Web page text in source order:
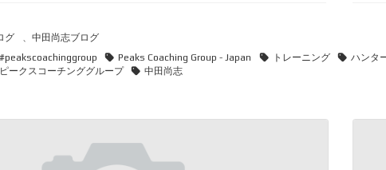
グ 中田尚志ブログ
#peakscoachinggroup Peaks Coaching Group - Japan トレーニング ハンタ
ピークスコーチンググループ
中田尚志